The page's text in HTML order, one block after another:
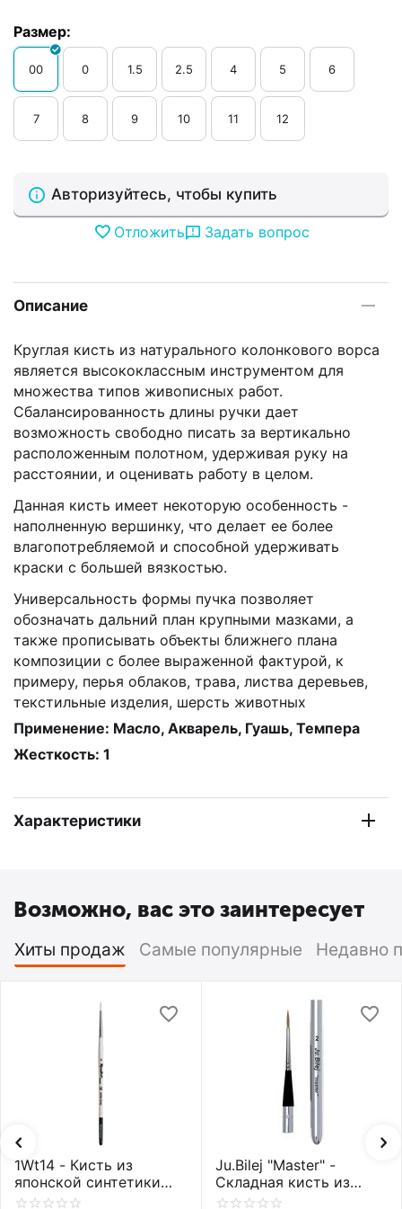
Размер:
00 0 1.5 2.5 4 5 6
7 8 9 10 11 12
Авторизуйтесь, чтобы купить
Отложить Задать вопрос
Описание
Круглая кисть из натурального колонкового ворса
является высококлассным инструментом для
множества типов живописных работ.
Сбалансированность длины ручки дает
возможность свободно писать за вертикально
расположенным полотном, удерживая руку на
расстоянии, и оценивать работу в целом.
Данная кисть имеет некоторую особенность -
наполненную вершинку, что делает ее более
влагопотребляемой и способной удерживать
краски с большей вязкостью.
Универсальность формы пучка позволяет
обозначать дальний план крупными мазками, а
также прописывать объекты ближнего плана
композиции с более выраженной фактурой, к
примеру, перья облаков, трава, листва деревьев,
текстильные изделия, шерсть животных
Применение: Масло, Акварель, Гуашь, Темпера
Жесткость: 1
Характеристики
Возможно, вас это заинтересует
Хиты продаж Самые популярные Недавно
1Wt14 - Кисть из
японской синтетики
Roubloff restyle White
Ju.Bilej "Master" -
Складная кисть из
колонка от Юлии Билей